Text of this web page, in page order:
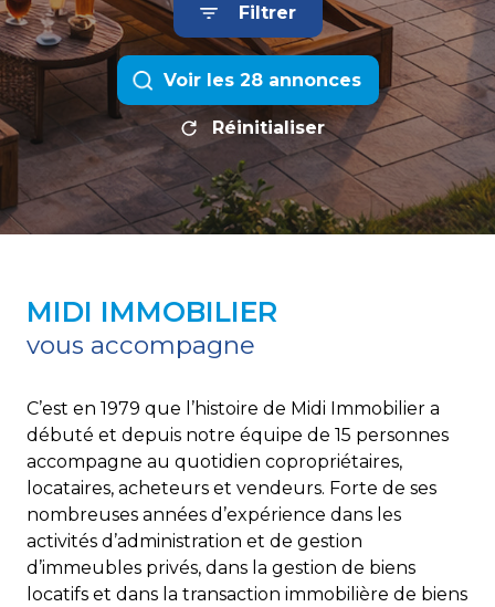
Filtrer
Voir les 28annonces
Réinitialiser
MIDI IMMOBILIER
vous accompagne
C’est en 1979 que l’histoire de Midi Immobilier a
débuté et depuis notre équipe de 15 personnes
accompagne au quotidien copropriétaires,
locataires, acheteurs et vendeurs. Forte de ses
nombreuses années d’expérience dans les
activités d’administration et de gestion
d’immeubles privés, dans la gestion de biens
locatifs et dans la transaction immobilière de biens